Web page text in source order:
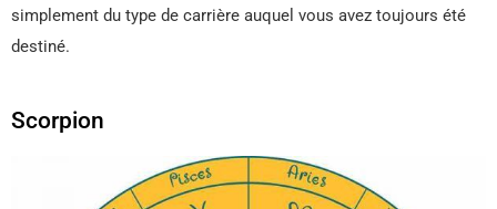
simplement du type de carrière auquel vous avez toujours été
destiné.
Scorpion